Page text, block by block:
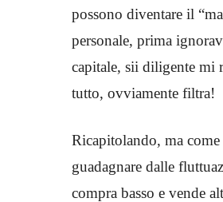
possono diventare il
personale, prima
capitale, sii diligente mi
tutto, ovviamente filtra!
Ricapitolando, ma
guadagnare dalle
compra basso e vende